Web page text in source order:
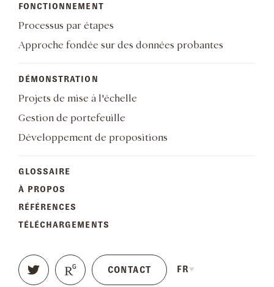
FONCTIONNEMENT
Processus par étapes
Approche fondée sur des données probantes
DÉMONSTRATION
Projets de mise à l'échelle
Gestion de portefeuille
Développement de propositions
GLOSSAIRE
À PROPOS
RÉFÉRENCES
TÉLÉCHARGEMENTS
CONTACT FR